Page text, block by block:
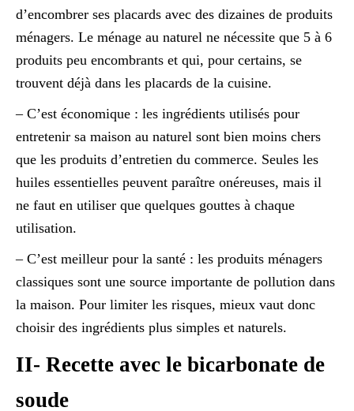
d’encombrer ses placards avec des dizaines de produits
ménagers. Le ménage au naturel ne nécessite que 5 à 6
produits peu encombrants et qui, pour certains, se
trouvent déjà dans les placards de la cuisine.
– C’est économique : les ingrédients utilisés pour
entretenir sa maison au naturel sont bien moins chers
que les produits d’entretien du commerce. Seules les
huiles essentielles peuvent paraître onéreuses, mais il
ne faut en utiliser que quelques gouttes à chaque
utilisation.
– C’est meilleur pour la santé : les produits ménagers
classiques sont une source importante de pollution dans
la maison. Pour limiter les risques, mieux vaut donc
choisir des ingrédients plus simples et naturels.
II- Recette avec le bicarbonate de
soude